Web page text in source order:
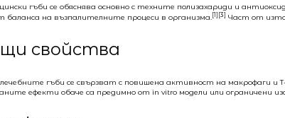
гъби се обяснява основно с техните полизахариди и
на възпалителните процеси в организма.[1][3] Част от
свойства
гъби се свързват с повишена активност на макрофаги и
ефекти обаче са предимно от in vitro модели или ограничени